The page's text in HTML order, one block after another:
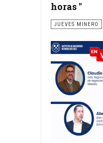
horas "
JUEVES MINERO